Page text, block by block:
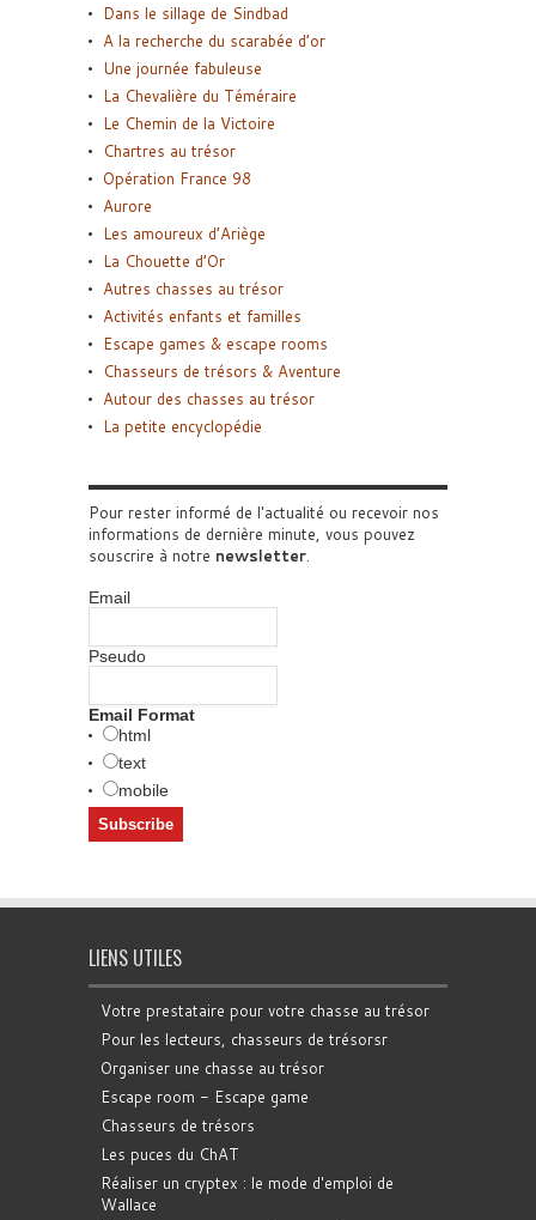
Dans le sillage de Sindbad
A la recherche du scarabée d’or
Une journée fabuleuse
La Chevalière du Téméraire
Le Chemin de la Victoire
Chartres au trésor
Opération France 98
Aurore
Les amoureux d’Ariège
La Chouette d’Or
Autres chasses au trésor
Activités enfants et familles
Escape games & escape rooms
Chasseurs de trésors & Aventure
Autour des chasses au trésor
La petite encyclopédie
Pour rester informé de l'actualité ou recevoir nos
informations de dernière minute, vous pouvez
souscrire à notre newsletter.
Email
Pseudo
Email Format
html
text
mobile
LIENS UTILES
Votre prestataire pour votre chasse au trésor
Pour les lecteurs, chasseurs de trésorsr
Organiser une chasse au trésor
Escape room - Escape game
Chasseurs de trésors
Les puces du ChAT
Réaliser un cryptex : le mode d'emploi de
Wallace